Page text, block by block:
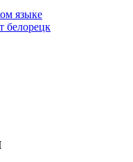
языке
белорецк